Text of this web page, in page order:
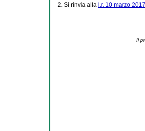
2. Si rinvia alla l.r. 10 marzo
Il